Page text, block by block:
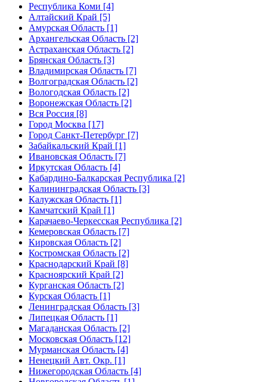
Республика Коми [4]
Алтайский Край [5]
Амурская Область [1]
Архангельская Область [2]
Астраханская Область [2]
Брянская Область [3]
Владимирская Область [7]
Волгоградская Область [2]
Вологодская Область [2]
Воронежская Область [2]
Вся Россия [8]
Город Москва [17]
Город Санкт-Петербург [7]
Забайкальский Край [1]
Ивановская Область [7]
Иркутская Область [4]
Кабардино-Балкарская Республика [2]
Калининградская Область [3]
Калужская Область [1]
Камчатский Край [1]
Карачаево-Черкесская Республика [2]
Кемеровская Область [7]
Кировская Область [2]
Костромская Область [2]
Краснодарский Край [8]
Красноярский Край [2]
Курганская Область [2]
Курская Область [1]
Ленинградская Область [3]
Липецкая Область [1]
Магаданская Область [2]
Московская Область [12]
Мурманская Область [4]
Ненецкий Авт. Окр. [1]
Нижегородская Область [4]